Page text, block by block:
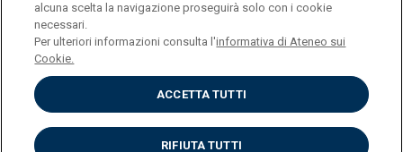
ENGLISH
Privacy
Accessibilità
Cookies
alcuna scelta la navigazione proseguirà solo con i cookie
necessari.
Per ulteriori informazioni consulta l'informativa di Ateneo sui
Cookie.
ACCETTA TUTTI
RIFIUTA TUTTI